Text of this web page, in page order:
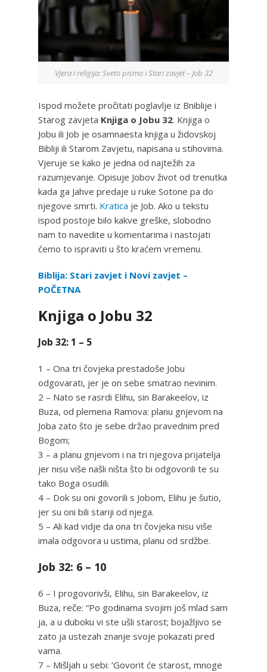
Vjera i religija: Sveto pismo i Stari zavjet – Job 32
Ispod možete pročitati poglavlje iz Bniblije i
Starog zavjeta Knjiga o Jobu 32. Knjiga o
Jobu ili Job je osamnaesta knjiga u židovskoj
Bibliji ili Starom Zavjetu, napisana u stihovima.
Vjeruje se kako je jedna od najtežih za
razumjevanje. Opisuje Jobov život od trenutka
kada ga Jahve predaje u ruke Sotone pa do
njegove smrti. Kratica je Job. Ako u tekstu
ispod postoje bilo kakve greške, slobodno
nam to navedite u komentarima i nastojati
ćemo to ispraviti u što kraćem vremenu.
Biblija: Stari zavjet i Novi zavjet –
POČETNA
Knjiga o Jobu 32
Job 32: 1 – 5
1 – Ona tri čovjeka prestadoše Jobu
odgovarati, jer je on sebe smatrao nevinim.
2 – Nato se rasrdi Elihu, sin Barakeelov, iz
Buza, od plemena Ramova: planu gnjevom na
Joba zato što je sebe držao pravednim pred
Bogom;
3 – a planu gnjevom i na tri njegova prijatelja
jer nisu više našli ništa što bi odgovorili te su
tako Boga osudili.
4 – Dok su oni govorili s Jobom, Elihu je šutio,
jer su oni bili stariji od njega.
5 – Ali kad vidje da ona tri čovjeka nisu više
imala odgovora u ustima, planu od srdžbe.
Job 32: 6 – 10
6 – I progovorivši, Elihu, sin Barakeelov, iz
Buza, reče: “Po godinama svojim još mlad sam
ja, a u duboku vi ste ušli starost; bojažljivo se
zato ja ustezah znanje svoje pokazati pred
vama.
7 – Mišljah u sebi: ‘Govorit će starost, mnoge